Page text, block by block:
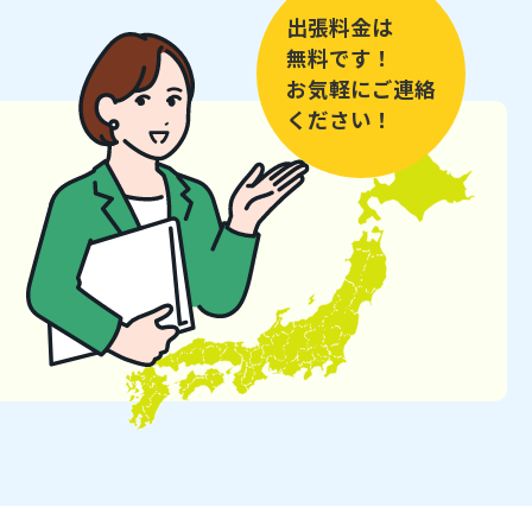
出張料金は
無料です！
お気軽にご連絡
ください！